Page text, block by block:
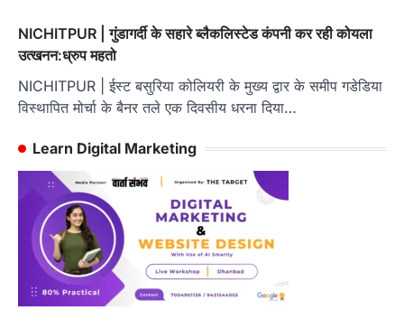
NICHITPUR | गुंडागर्दी के सहारे ब्लैकलिस्टेड कंपनी कर रही कोयला
उत्खनन:ध्रुप महतो
NICHITPUR | ईस्ट बसुरिया कोलियरी के मुख्य द्वार के समीप गडेडिया
विस्थापित मोर्चा के बैनर तले एक दिवसीय धरना दिया…
Learn Digital Marketing